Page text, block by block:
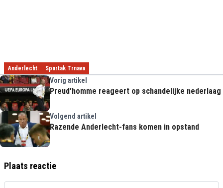
Anderlecht Spartak Trnava
Vorig artikel
Preud'homme reageert op schandelijke nederlaag
Volgend artikel
Razende Anderlecht-fans komen in opstand
Plaats reactie